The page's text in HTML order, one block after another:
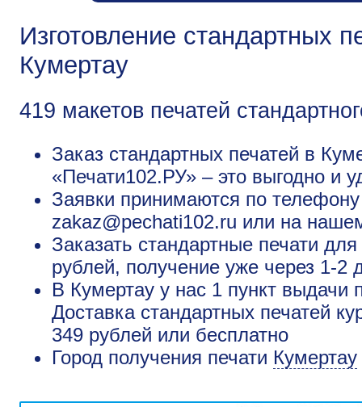
Изготовление стандартных
Кумертау
419 макетов печатей
Заказ стандартных печатей в
«Печати102.РУ» – это выгодно и
Заявки принимаются по
zakaz@pechati102.ru или на
Заказать стандартные печати
рублей, получение уже через 1-2
В Кумертау у нас 1 пункт выдачи
Доставка стандартных печатей
349 рублей или бесплатно
Город получения печати Кумертау